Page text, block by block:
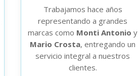
Trabajamos hace años
representando a grandes
marcas como Monti Antonio y
Mario Crosta, entregando un
servicio integral a nuestros
clientes.